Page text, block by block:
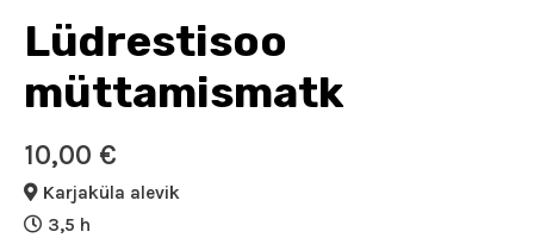
Lüdrestisoo
müttamismatk
10,00 €
Karjaküla alevik
3,5 h